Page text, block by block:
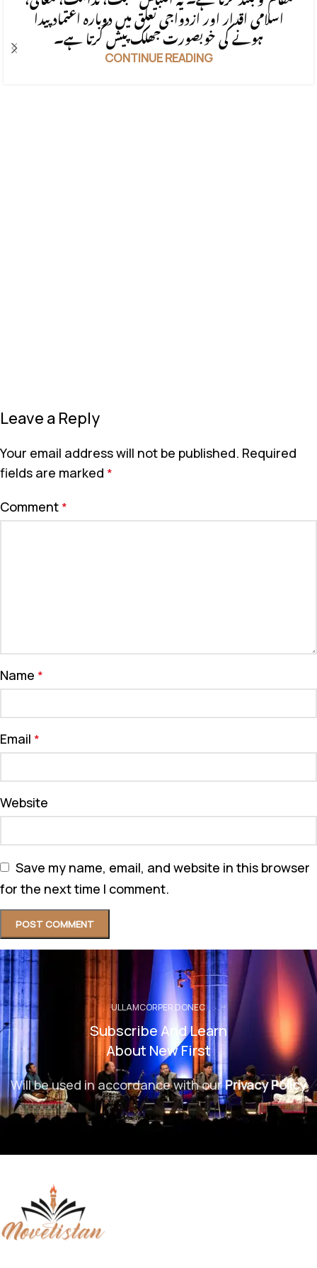
اسلامی اقدار اور ازدواجی تعلق میں دوبارہ اعتماد پیدا
ہونے کی خوبصورت جھلک پیش کرتا ہے۔
CONTINUE READING
Leave a Reply
Your email address will not be published. Required
fields are marked *
Comment *
Name *
Email *
Website
Save my name, email, and website in this browser
for the next time I comment.
ULLAMCORPER DONEC
Subscribe And Learn
About New First
Will be used in accordance with ourPrivacy Policy